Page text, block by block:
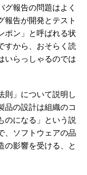
報告の問題はよく
報告が開発とテスト
ポン」と呼ばれる状
すから、おそらく読
いらっしゃるのでは
」について説明し
品の設計は組織のコ
のになる」という説
、ソフトウェアの品
の影響を受ける、と